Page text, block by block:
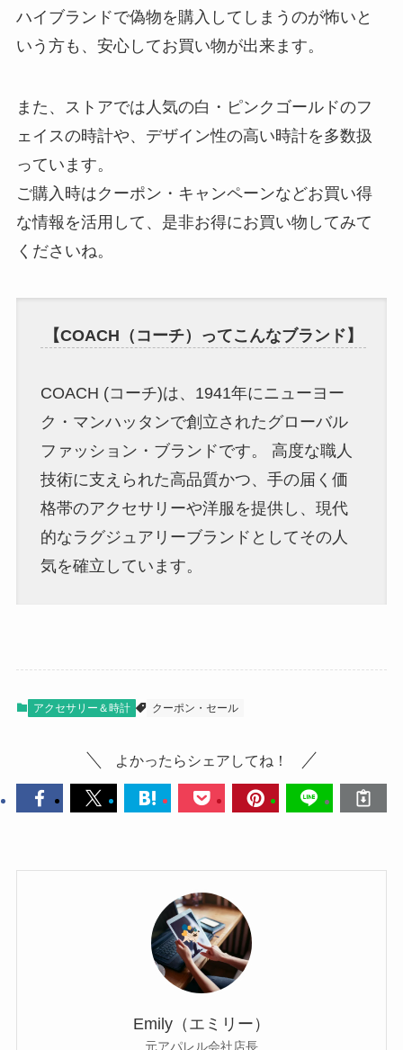
ハイブランドで偽物を購入してしまうのが怖いと
いう方も、安心してお買い物が出来ます。
また、ストアでは人気の白・ピンクゴールドのフ
ェイスの時計や、デザイン性の高い時計を多数扱
っています。
ご購入時はクーポン・キャンペーンなどお買い得
な情報を活用して、是非お得にお買い物してみて
くださいね。
【COACH（コーチ）ってこんなブランド】
COACH (コーチ)は、1941年にニューヨー
ク・マンハッタンで創立されたグローバル
ファッション・ブランドです。 高度な職人
技術に支えられた高品質かつ、手の届く価
格帯のアクセサリーや洋服を提供し、現代
的なラグジュアリーブランドとしてその人
気を確立しています。
アクセサリー＆時計 クーポン・セール
よかったらシェアしてね！
Emily（エミリー）
元アパレル会社店長